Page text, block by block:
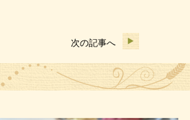
次の記事へ